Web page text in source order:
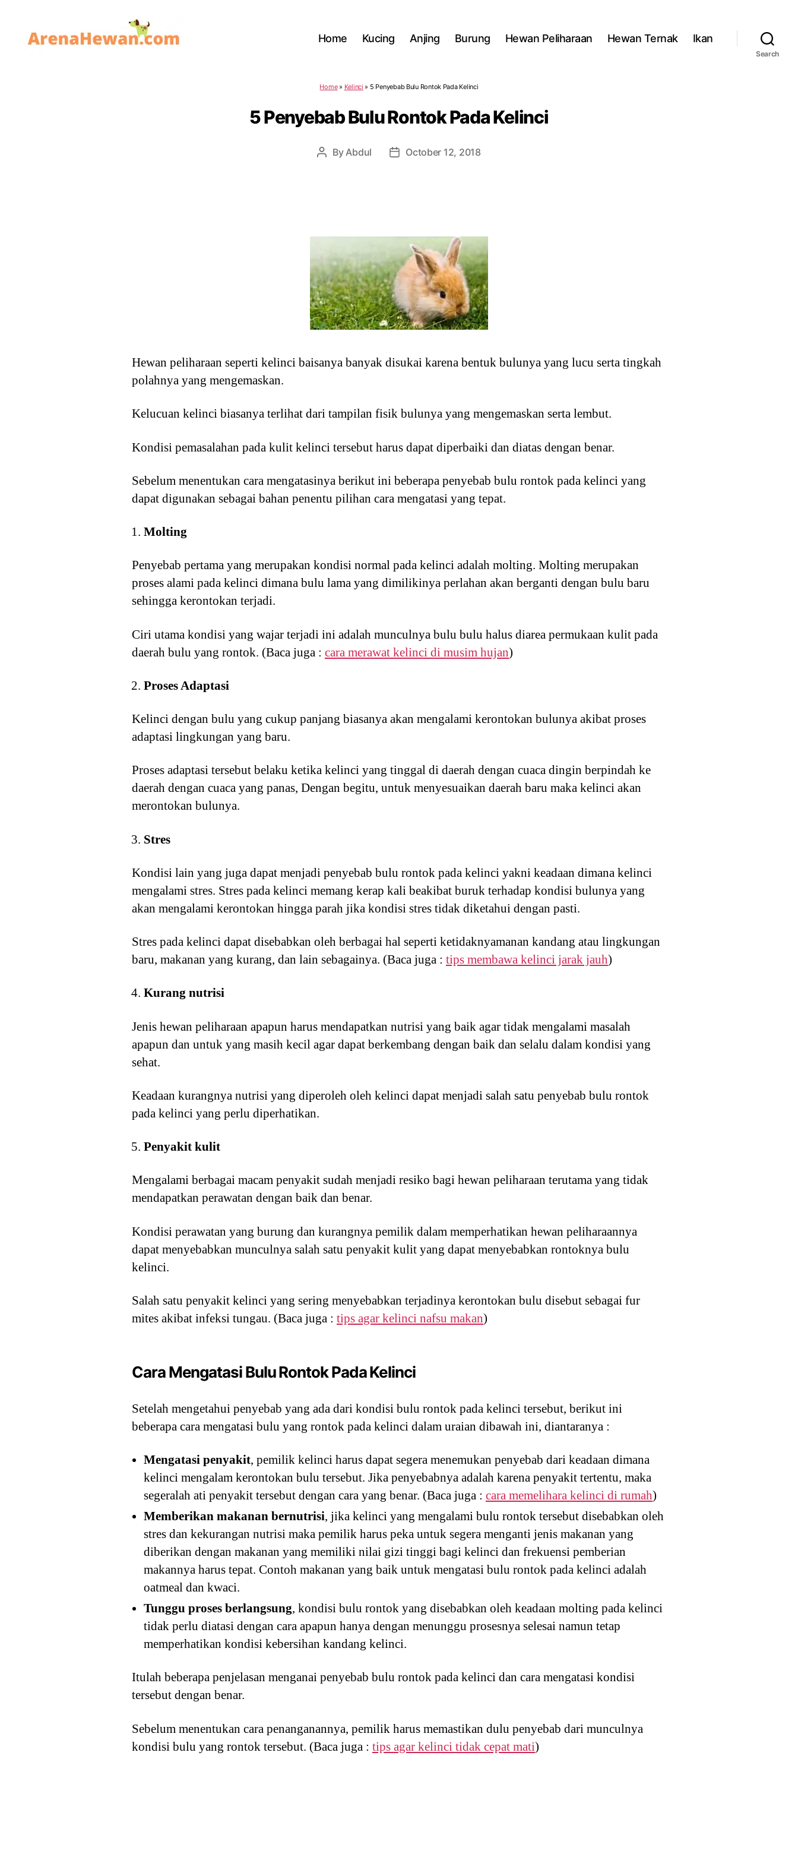
Home Kucing Anjing Burung Hewan Peliharaan Hewan Ternak Ikan
Search
Home» Kelinci » 5 Penyebab Bulu Rontok Pada Kelinci
5 Penyebab Bulu Rontok Pada Kelinci
Post
ByAbdul
PostOctober 12, 2018
Hewan peliharaan seperti kelinci baisanya banyak disukai karena bentuk bulunya yang lucu serta tingkah
polahnya yang mengemaskan.
Kelucuan kelinci biasanya terlihat dari tampilan fisik bulunya yang mengemaskan serta lembut.
Kondisi pemasalahan pada kulit kelinci tersebut harus dapat diperbaiki dan diatas dengan benar.
Sebelum menentukan cara mengatasinya berikut ini beberapa penyebab bulu rontok pada kelinci yang
dapat digunakan sebagai bahan penentu pilihan cara mengatasi yang tepat.
Molting
Penyebab pertama yang merupakan kondisi normal pada kelinci adalah molting. Molting merupakan
proses alami pada kelinci dimana bulu lama yang dimilikinya perlahan akan berganti dengan bulu baru
sehingga kerontokan terjadi.
Ciri utama kondisi yang wajar terjadi ini adalah munculnya bulu bulu halus diarea permukaan kulit pada
daerah bulu yang rontok. (Baca juga : cara merawat kelinci di musim hujan)
Proses Adaptasi
Kelinci dengan bulu yang cukup panjang biasanya akan mengalami kerontokan bulunya akibat proses
adaptasi lingkungan yang baru.
Proses adaptasi tersebut belaku ketika kelinci yang tinggal di daerah dengan cuaca dingin berpindah ke
daerah dengan cuaca yang panas, Dengan begitu, untuk menyesuaikan daerah baru maka kelinci akan
merontokan bulunya.
Stres
Kondisi lain yang juga dapat menjadi penyebab bulu rontok pada kelinci yakni keadaan dimana kelinci
mengalami stres. Stres pada kelinci memang kerap kali beakibat buruk terhadap kondisi bulunya yang
akan mengalami kerontokan hingga parah jika kondisi stres tidak diketahui dengan pasti.
Stres pada kelinci dapat disebabkan oleh berbagai hal seperti ketidaknyamanan kandang atau lingkungan
baru, makanan yang kurang, dan lain sebagainya. (Baca juga : tips membawa kelinci jarak jauh)
Kurang nutrisi
Jenis hewan peliharaan apapun harus mendapatkan nutrisi yang baik agar tidak mengalami masalah
apapun dan untuk yang masih kecil agar dapat berkembang dengan baik dan selalu dalam kondisi yang
sehat.
Keadaan kurangnya nutrisi yang diperoleh oleh kelinci dapat menjadi salah satu penyebab bulu rontok
pada kelinci yang perlu diperhatikan.
Penyakit kulit
Mengalami berbagai macam penyakit sudah menjadi resiko bagi hewan peliharaan terutama yang tidak
mendapatkan perawatan dengan baik dan benar.
Kondisi perawatan yang burung dan kurangnya pemilik dalam memperhatikan hewan peliharaannya
dapat menyebabkan munculnya salah satu penyakit kulit yang dapat menyebabkan rontoknya bulu
kelinci.
Salah satu penyakit kelinci yang sering menyebabkan terjadinya kerontokan bulu disebut sebagai fur
mites akibat infeksi tungau. (Baca juga : tips agar kelinci nafsu makan)
Cara Mengatasi Bulu Rontok Pada Kelinci
Setelah mengetahui penyebab yang ada dari kondisi bulu rontok pada kelinci tersebut, berikut ini
beberapa cara mengatasi bulu yang rontok pada kelinci dalam uraian dibawah ini, diantaranya :
Mengatasi penyakit, pemilik kelinci harus dapat segera menemukan penyebab dari keadaan dimana
kelinci mengalam kerontokan bulu tersebut. Jika penyebabnya adalah karena penyakit tertentu, maka
segeralah ati penyakit tersebut dengan cara yang benar. (Baca juga : cara memelihara kelinci di rumah)
Memberikan makanan bernutrisi, jika kelinci yang mengalami bulu rontok tersebut disebabkan oleh
stres dan kekurangan nutrisi maka pemilik harus peka untuk segera menganti jenis makanan yang
diberikan dengan makanan yang memiliki nilai gizi tinggi bagi kelinci dan frekuensi pemberian
makannya harus tepat. Contoh makanan yang baik untuk mengatasi bulu rontok pada kelinci adalah
oatmeal dan kwaci.
Tunggu proses berlangsung, kondisi bulu rontok yang disebabkan oleh keadaan molting pada kelinci
tidak perlu diatasi dengan cara apapun hanya dengan menunggu prosesnya selesai namun tetap
memperhatikan kondisi kebersihan kandang kelinci.
Itulah beberapa penjelasan menganai penyebab bulu rontok pada kelinci dan cara mengatasi kondisi
tersebut dengan benar.
Sebelum menentukan cara penanganannya, pemilik harus memastikan dulu penyebab dari munculnya
kondisi bulu yang rontok tersebut. (Baca juga : tips agar kelinci tidak cepat mati)